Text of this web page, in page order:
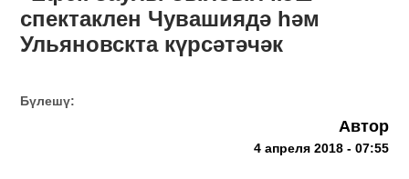
спектаклен Чувашиядә һәм
Ульяновскта күрсәтәчәк
Бүлешү:
Автор
4 апреля 2018 - 07:55